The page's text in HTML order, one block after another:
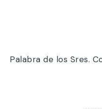
Palabra de los Sres.